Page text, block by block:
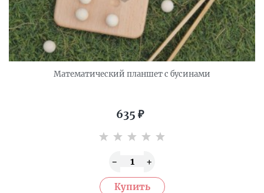
Математический планшет с бусинами
635 ₽